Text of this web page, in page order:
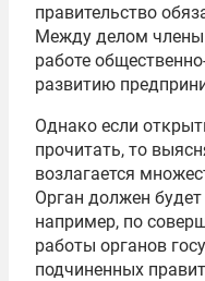
правительство
Между делом члены
работе
развитию
Однако если
прочитать, то
возлагается
Орган должен
например, по
работы органов
подчиненных